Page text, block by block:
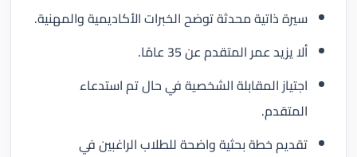
سيرة ذاتية محدثة توضح الخبرات الأكاديمية والمهنية.
ألا يزيد عمر المتقدم عن 35 عامًا.
اجتياز المقابلة الشخصية في حال تم استدعاء
المتقدم.
تقديم خطة بحثية واضحة للطلاب الراغبين في